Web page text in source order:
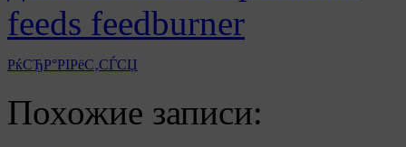
РќСЂР°РІРёС‚СЃСЏ
Похожие записи: